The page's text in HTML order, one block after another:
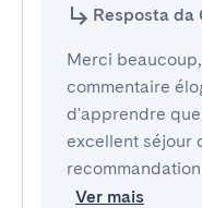
Resposta da
Merci
commentaire
d'apprendre
excellent séjour
Ver mais